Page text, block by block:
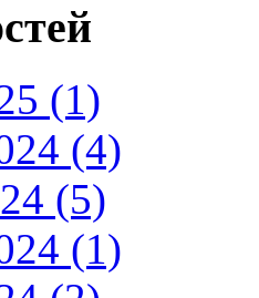
(1)
(4)
(5)
(1)